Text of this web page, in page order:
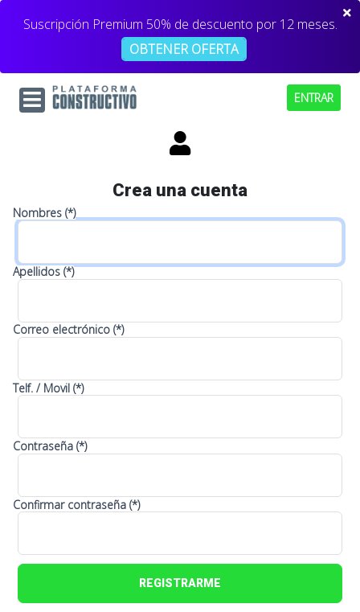
Suscripción Premium 50% de descuento por 12 meses.
OBTENER OFERTA
ENTRAR
Crea una cuenta
Nombres (*)
Apellidos (*)
Correo electrónico (*)
Telf. / Movil (*)
Contraseña (*)
Confirmar contraseña (*)
REGISTRARME